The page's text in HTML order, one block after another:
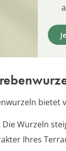
bietet
Die Wurzeln
Ihres